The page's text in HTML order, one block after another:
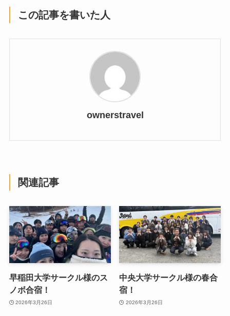
この記事を書いた人
ownerstravel
関連記事
早稲田大学サークル様のス
ノボ合宿！
2026年3月26日
中央大学サークル様の春合
宿！
2026年3月26日